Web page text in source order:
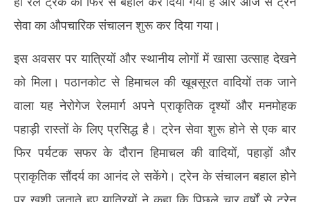
सेवा का औपचारिक संचालन शुरू कर दिया गया।
इस अवसर पर यात्रियों और स्थानीय लोगों में खासा उत्साह देखने
को मिला। पठानकोट से हिमाचल की खूबसूरत वादियों तक जाने
वाला यह नेरोगेज रेलमार्ग अपने प्राकृतिक दृश्यों और मनमोहक
पहाड़ी रास्तों के लिए प्रसिद्ध है। ट्रेन सेवा शुरू होने से एक बार
फिर पर्यटक सफर के दौरान हिमाचल की वादियों, पहाड़ों और
प्राकृतिक सौंदर्य का आनंद ले सकेंगे। ट्रेन के संचालन बहाल होने